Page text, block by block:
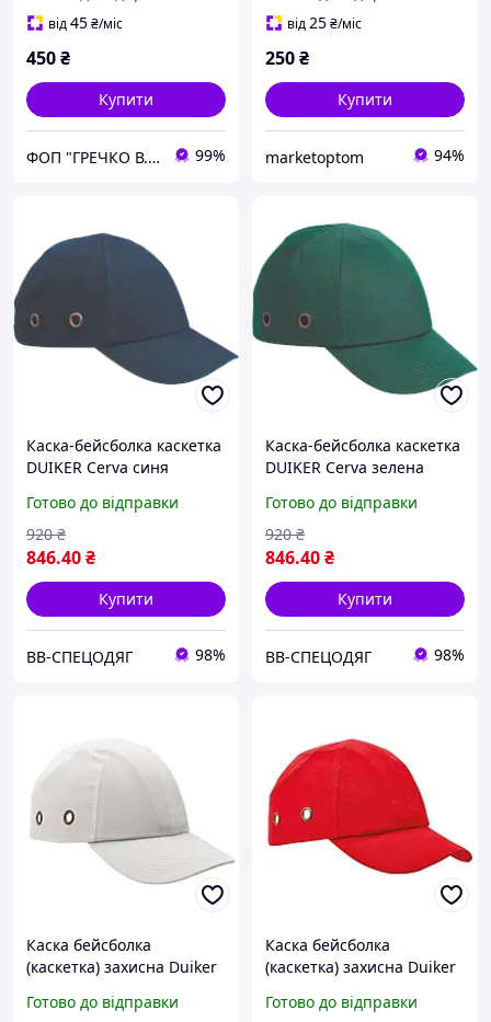
від45₴/міс
450₴
Купити
ФОП "ГРЕЧКО В. Д." 99%
ударів, каска для
від25₴/міс
250₴
Купити
marketoptom 94%
Каска-бейсболка каскетка
DUIKER Cerva синя
Готово до відправки
846.40₴
920 ₴
Купити
ВВ-СПЕЦОДЯГ 98%
Каска-бейсболка каскетка
DUIKER Cerva зелена
Готово до відправки
846.40₴
920 ₴
Купити
ВВ-СПЕЦОДЯГ 98%
Каска бейсболка
(каскетка) захисна Duiker
Готово до відправки
Каска бейсболка
(каскетка) захисна Duiker
Готово до відправки